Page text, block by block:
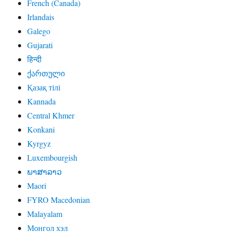
French (Canada)
Irlandais
Galego
Gujarati
हिन्दी
ქართული
Қазақ тілі
Kannada
Central Khmer
Konkani
Kyrgyz
Luxembourgish
ພາສາລາວ
Maori
FYRO Macedonian
Malayalam
Монгол хэл